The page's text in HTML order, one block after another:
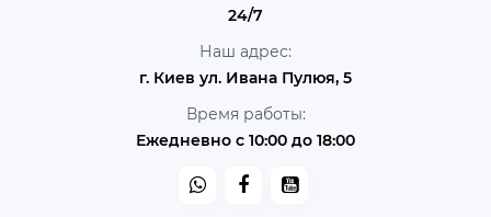
24/7
Наш адрес:
г. Киев ул. Ивана Пулюя, 5
Время работы:
Ежедневно с 10:00 до 18:00